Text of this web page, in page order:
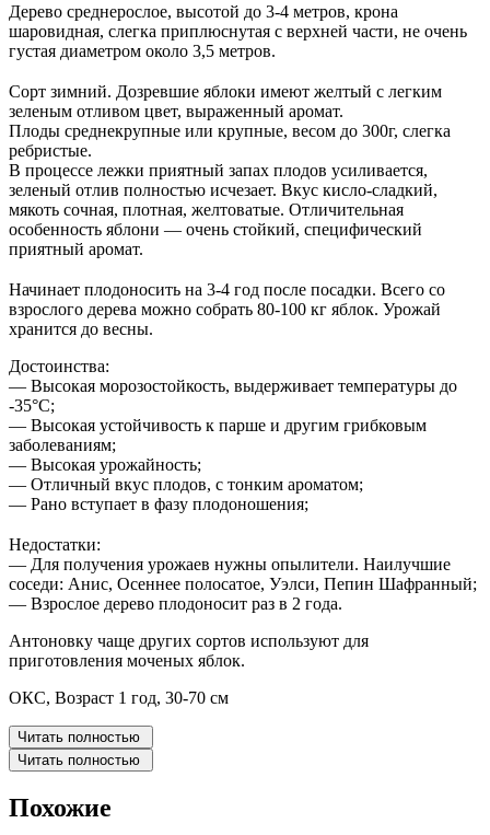
Дерево среднерослое, высотой до 3-4 метров, крона
шаровидная, слегка приплюснутая с верхней части, не очень
густая диаметром около 3,5 метров.
Сорт зимний. Дозревшие яблоки имеют желтый с легким
зеленым отливом цвет, выраженный аромат.
Плоды среднекрупные или крупные, весом до 300г, слегка
ребристые.
В процессе лежки приятный запах плодов усиливается,
зеленый отлив полностью исчезает. Вкус кисло-сладкий,
мякоть сочная, плотная, желтоватые. Отличительная
особенность яблони — очень стойкий, специфический
приятный аромат.
Начинает плодоносить на 3-4 год после посадки. Всего со
взрослого дерева можно собрать 80-100 кг яблок. Урожай
хранится до весны.
Достоинства:
— Высокая морозостойкость, выдерживает температуры до
-35°С;
— Высокая устойчивость к парше и другим грибковым
заболеваниям;
— Высокая урожайность;
— Отличный вкус плодов, с тонким ароматом;
— Рано вступает в фазу плодоношения;
Недостатки:
— Для получения урожаев нужны опылители. Наилучшие
соседи: Анис, Осеннее полосатое, Уэлси, Пепин Шафранный;
— Взрослое дерево плодоносит раз в 2 года.
Антоновку чаще других сортов используют для
приготовления моченых яблок.
ОКС, Возраст 1 год, 30-70 см
Читать полностью
Читать полностью
Похожие